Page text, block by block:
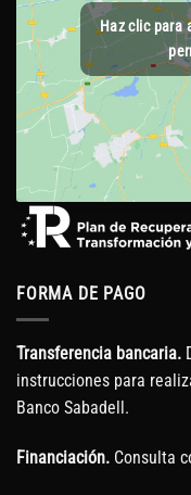
Haz clic para
FORMA DE PAGO
Transferencia bancaria.
instrucciones para
Banco Sabadell.
Financiación. Consulta